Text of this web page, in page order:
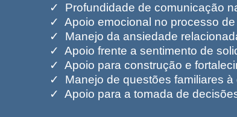
✓ Profundidade de comunicação
✓ Apoio emocional no processo
✓ Manejo da ansiedade
✓ Apoio frente a sentimento de
✓ Apoio para construção e
✓ Manejo de questões familiares à
✓ Apoio para a tomada de